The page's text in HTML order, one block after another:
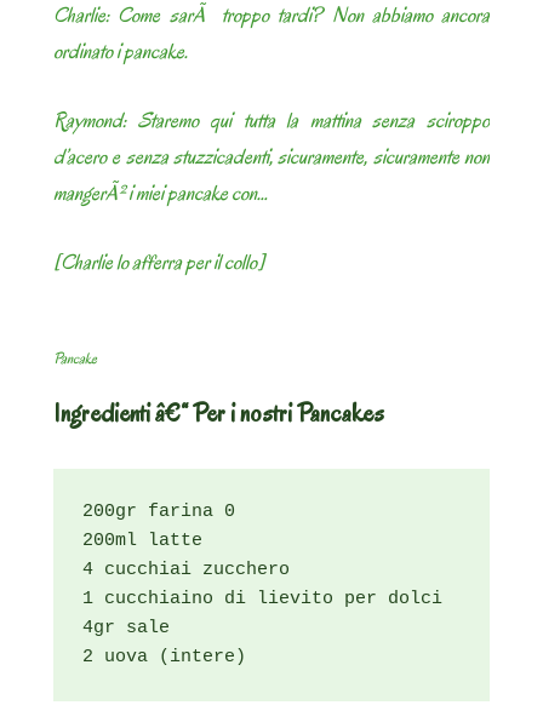
Charlie: Come sarÃ troppo tardi? Non abbiamo ancora
ordinato i pancake.
Raymond: Staremo qui tutta la mattina senza sciroppo
d’acero e senza stuzzicadenti, sicuramente, sicuramente non
mangerÃ² i miei pancake con…
[Charlie lo afferra per il collo]
Pancake
Ingredienti â€“ Per i nostri Pancakes
200gr farina 0
200ml latte
4 cucchiai zucchero
1 cucchiaino di lievito per dolci
4gr sale
2 uova (intere)